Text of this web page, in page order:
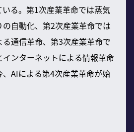
る。第1次産業革命では蒸気
自動化、第2次産業革命では
通信革命、第3次産業革命で
ンターネットによる情報革命
AIによる第4次産業革命が始